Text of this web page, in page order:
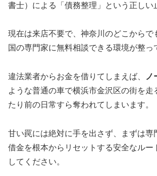
書士）による「債務整理」という正しい
現在は来店不要で、神奈川のどこからで
国の専門家に無料相談できる環境が整っ
違法業者からお金を借りてしまえば、 ノ
ような普通の車で横浜市金沢区の街を走
たり前の日常すら奪われてしまいます。
甘い罠には絶対に手を出さず、まずは専
借金を根本からリセットする安全なルー
してください。